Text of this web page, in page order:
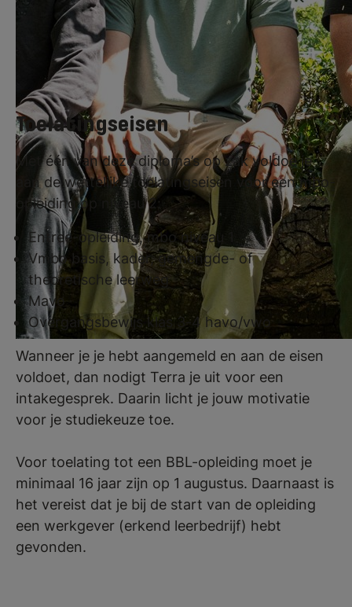
aanmeldingen - in augustus/september van
het aankomende schooljaar.
Toelatingseisen
Met één van deze diploma’s op zak voldoe je
aan de wettelijke toelatingseisen voor een mbo-
opleiding op niveau 2:
Entree-opleiding, mbo niveau 1
Vmbo basis, kader, gemengde- of
theoretische leerweg
Mavo
Overgangsbewijs klas 3-4 havo/vwo
Wanneer je je hebt aangemeld en aan de eisen
voldoet, dan nodigt Terra je uit voor een
intakegesprek. Daarin licht je jouw motivatie
voor je studiekeuze toe.
Voor toelating tot een BBL-opleiding moet je
minimaal 16 jaar zijn op 1 augustus. Daarnaast is
het vereist dat je bij de start van de opleiding
een werkgever (erkend leerbedrijf) hebt
gevonden.